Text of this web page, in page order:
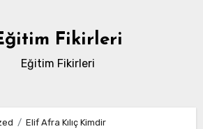
Fikirleri
Eğitim Fikirleri
Elif Afra Kılıç Kimdir